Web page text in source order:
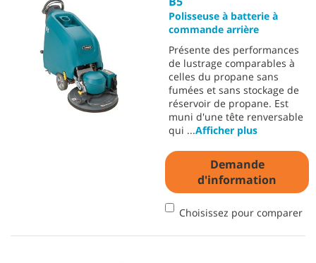
Polisseuse à batterie à
commande arrière
Présente des performances
de lustrage comparables à
celles du propane sans
fumées et sans stockage de
réservoir de propane. Est
muni d'une tête renversable
qui ...Afficher plus
Demande
d'information
Choisissez pour comparer